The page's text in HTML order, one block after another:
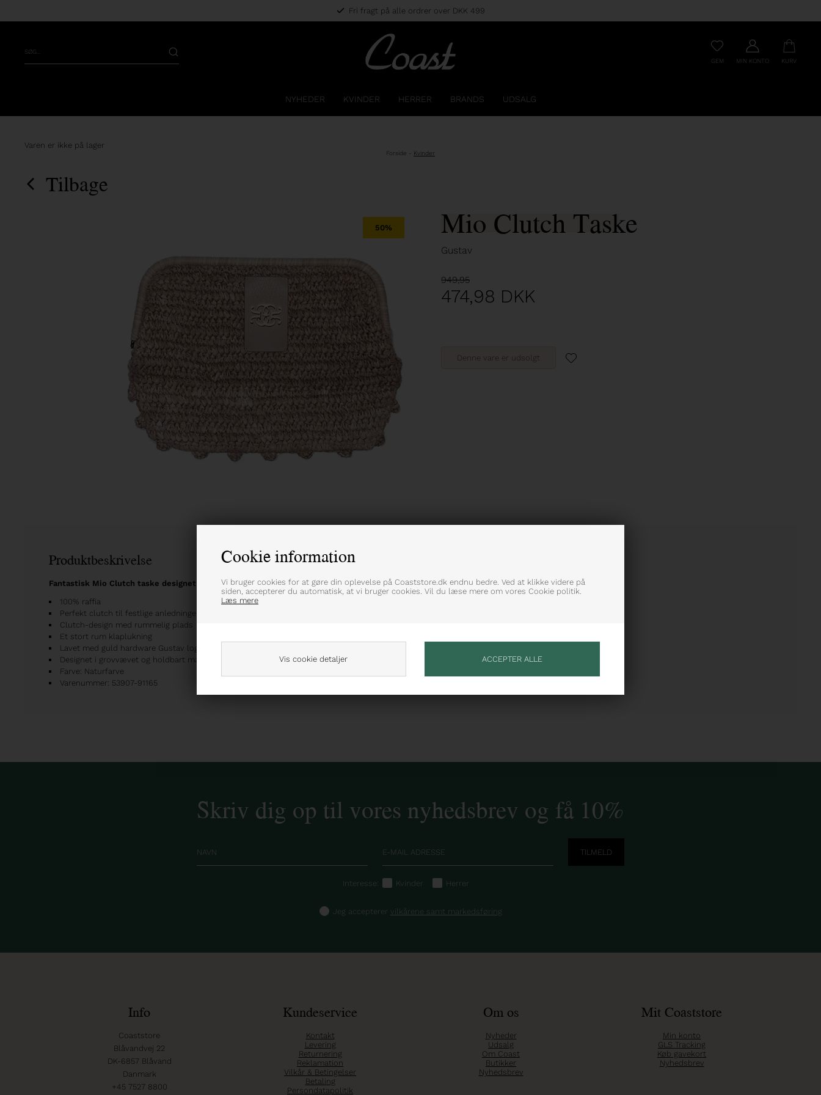
Cookie information
Vi bruger cookies for at gøre din oplevelse på Coaststore.dk endnu bedre. Ved at klikke videre på
siden, accepterer du automatisk, at vi bruger cookies. Vil du læse mere om vores Cookie politik.
Læs mere
Vis cookie detaljer
Fri fragt på alle ordrer over DKK 499
GEM MIN KONTO KURV
NYHEDER KVINDER HERRER BRANDS UDSALG
Varen er ikke på lager
Forside - Kvinder
Tilbage
50% Mio Clutch Taske
Gustav
949,95
474,98 DKK
Denne vare er udsolgt
Produktbeskrivelse
Fantastisk Mio Clutch taske designet med rummelig form i en vævet kvalitet
100% raffia
Perfekt clutch til festlige anledninger eller hverdagsbrug
Clutch-design med rummelig plads
Et stort rum klaplukning
Lavet med guld hardware Gustav logo på front
Designet i grovvævet og holdbart materiale
Farve: Naturfarve
Varenummer: 53907-91165
Skriv dig op til vores nyhedsbrev og få 10%
Interesse: Kvinder Herrer
Jeg accepterer vilkårene samt markedsføring
Info
Coaststore
Blåvandvej 22
DK-6857 Blåvand
Danmark
+45 7527 8800
Kundeservice
Kontakt
Levering
Returnering
Reklamation
Vilkår & Betingelser
Betaling
Persondatapolitik
Om os
Nyheder
Udsalg
Om Coast
Butikker
Nyhedsbrev
Mit Coaststore
Min konto
GLS Tracking
Køb gavekort
Nyhedsbrev